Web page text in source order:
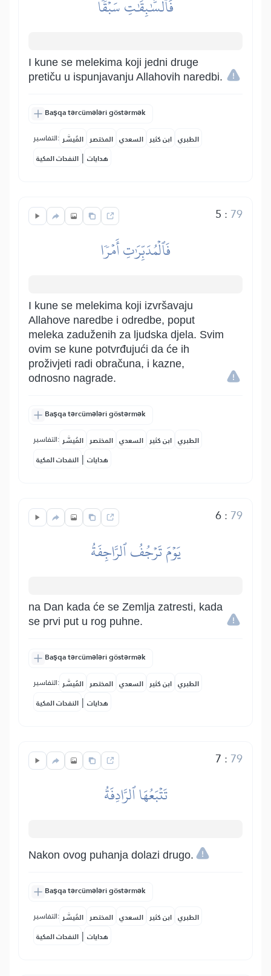
فَٱلسَّٰبِقَٰتِ سَبۡقٗا
I kune se melekima koji jedni druge
pretiču u ispunjavanju Allahovih naredbi.
Başqa tərcümələri göstərmək
التفاسير: المُيسَّر المختصر السعدي ابن كثير الطبري
النفحات المكية | هدايات
5 : 79
فَٱلۡمُدَبِّرَٰتِ أَمۡرٗا
I kune se melekima koji izvršavaju
Allahove naredbe i odredbe, poput
meleka zaduženih za ljudska djela. Svim
ovim se kune potvrđujući da će ih
proživjeti radi obračuna, i kazne,
odnosno nagrade.
Başqa tərcümələri göstərmək
التفاسير: المُيسَّر المختصر السعدي ابن كثير الطبري
النفحات المكية | هدايات
6: 79
يَوۡمَ تَرۡجُفُ ٱلرَّاجِفَةُ
na Dan kada će se Zemlja zatresti, kada
se prvi put u rog puhne.
Başqa tərcümələri göstərmək
التفاسير: المُيسَّر المختصر السعدي ابن كثير الطبري
النفحات المكية | هدايات
7 : 79
تَتۡبَعُهَا ٱلرَّادِفَةُ
Nakon ovog puhanja dolazi drugo.
Başqa tərcümələri göstərmək
التفاسير: المُيسَّر المختصر السعدي ابن كثير الطبري
النفحات المكية | هدايات